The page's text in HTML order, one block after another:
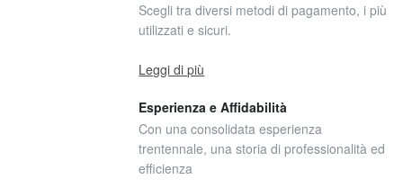
Scegli tra diversi metodi di pagamento, i più
utilizzati e sicuri.
Leggi di più
Esperienza e Affidabilità
Con una consolidata esperienza
trentennale, una storia di professionalità ed
efficienza